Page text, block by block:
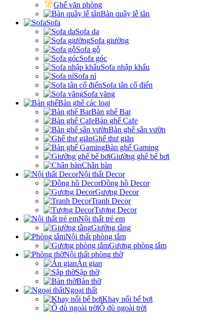
Ghế văn phòng
Bàn quầy lễ tân
Sofa
Sofa da
Sofa giường
Sofa gỗ
Sofa góc
Sofa nhập khẩu
Sofa nỉ
Sofa tân cổ điển
Sofa văng
Bàn ghế các loại
Bàn ghế Bar
Bàn ghế Cafe
Bàn ghế sân vườn
Ghế thư giãn
Bàn ghế Gaming
Giường ghế bể bơi
Chân bàn
Nội thất Decor
Đồng hồ Decor
Gương Decor
Tranh Decor
Tượng Decor
Nội thất trẻ em
Giường tầng
Nội thất phòng tắm
Gương phòng tắm
Nội thất phòng thờ
Án gian
Sập thờ
Bàn thờ
Ngoại thất
Khay nổi bể bơi
Ô dù ngoài trời